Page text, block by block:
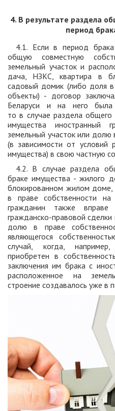
4. В результате раздела
период
4.1. Если в период
общую совместную
земельный участок и
дача, НЗКС, квартира в
садовый домик (либо доля в
объекты) - договор
Беларуси и на него была
то в случае раздела
имущества иностранный
земельный участок или долю
(в зависимости от условий
имущества) в свою частную
4.2. В случае раздела
браке имущества - жилого
блокированном жилом
в праве собственности
гражданин также вправе
гражданско-правовой сделки
долю в праве
являющегося
случай, когда,
приобретен в
заключения им брака с
расположенное на
строение создавалось уже в